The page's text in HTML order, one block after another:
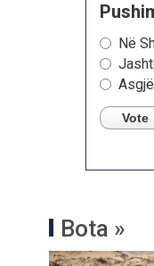
Në
Vote
Bota »